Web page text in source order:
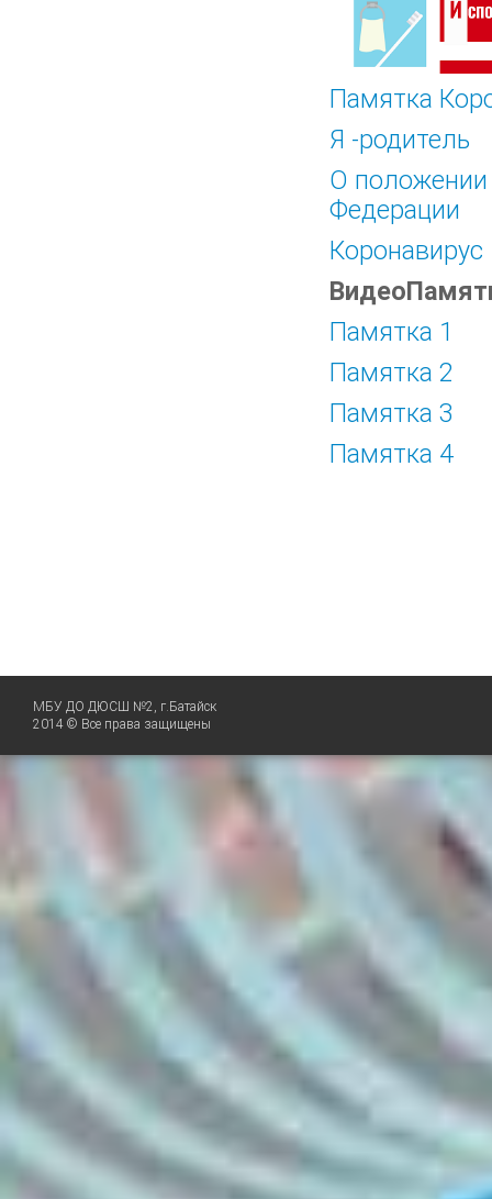
Памятка
Я -родитель
О положении
Федерации
Коронавирус
Памятка 1
Памятка 2
Памятка 3
Памятка 4
МБУ ДО ДЮСШ №2, г.Батайск
2014 © Все права защищены